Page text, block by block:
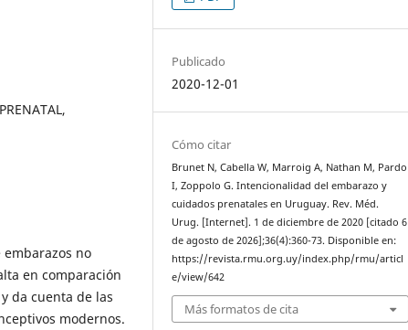
no
en comparación
da cuenta de las
modernos.
Publicado
2020-12-01
Cómo citar
Brunet N, Cabella W, Marroig A, Nathan M, Pardo
I, Zoppolo G. Intencionalidad del embarazo y
cuidados prenatales en Uruguay. Rev. Méd.
Urug. [Internet]. 1 de diciembre de 2020 [citado 6
de agosto de 2026];36(4):360-73. Disponible en:
https://revista.rmu.org.uy/index.php/rmu/articl
e/view/642
Más formatos de cita